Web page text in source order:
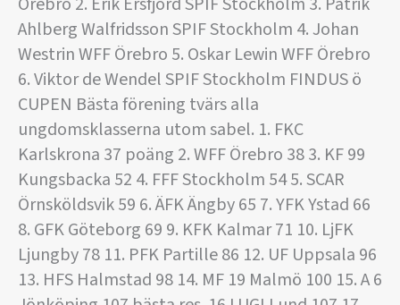
Ahlberg Walfridsson SPIF Stockholm 4. Johan
Westrin WFF Örebro 5. Oskar Lewin WFF Örebro
6. Viktor de Wendel SPIF Stockholm FINDUS ö
CUPEN Bästa förening tvärs alla
ungdomsklasserna utom sabel. 1. FKC
Karlskrona 37 poäng 2. WFF Örebro 38 3. KF 99
Kungsbacka 52 4. FFF Stockholm 54 5. SCAR
Örnsköldsvik 59 6. ÄFK Ängby 65 7. YFK Ystad 66
8. GFK Göteborg 69 9. KFK Kalmar 71 10. LjFK
Ljungby 78 11. PFK Partille 86 12. UF Uppsala 96
13. HFS Halmstad 98 14. MF 19 Malmö 100 15. A 6